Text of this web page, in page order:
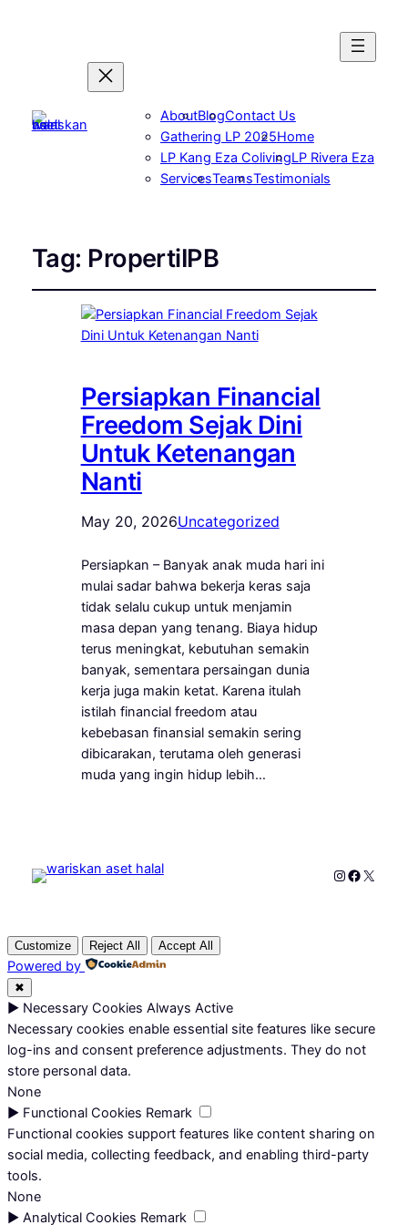
AboutBlogContact Us
Gathering LP 2025Home
LP Kang Eza ColivingLP Rivera Eza
ServicesTeamsTestimonials
Tag: PropertiIPB
Persiapkan Financial
Freedom Sejak Dini
Untuk Ketenangan
Nanti
May 20, 2026Uncategorized
Persiapkan – Banyak anak muda hari ini
mulai sadar bahwa bekerja keras saja
tidak selalu cukup untuk menjamin
masa depan yang tenang. Biaya hidup
terus meningkat, kebutuhan semakin
banyak, sementara persaingan dunia
kerja juga makin ketat. Karena itulah
istilah financial freedom atau
kebebasan finansial semakin sering
dibicarakan, terutama oleh generasi
muda yang ingin hidup lebih…
Instagram
X
Customize Reject All Accept All
Powered by
✖
► Necessary Cookies Always Active
Necessary cookies enable essential site features like secure
log-ins and consent preference adjustments. They do not
store personal data.
None
► Functional Cookies Remark
Functional cookies support features like content sharing on
social media, collecting feedback, and enabling third-party
tools.
None
► Analytical Cookies Remark